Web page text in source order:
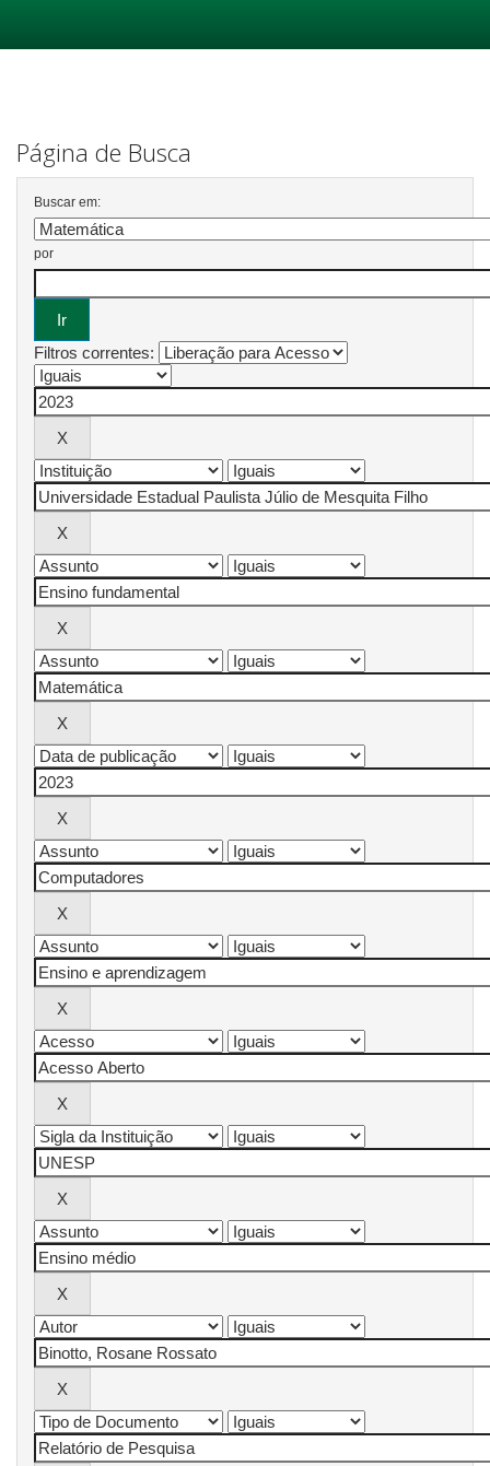
Página de Busca
Buscar em:
por
Filtros correntes: